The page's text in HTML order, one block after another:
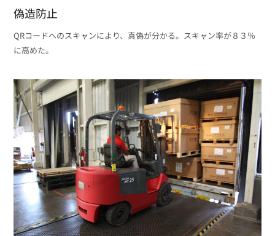
偽造防止
QRコードへのスキャンにより、真偽が分かる。スキャン率が８３％
に高めた。